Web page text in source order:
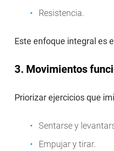
Resistencia.
Este enfoque integral es
3. Movimientos
Priorizar ejercicios que
Sentarse y
Empujar y tirar.